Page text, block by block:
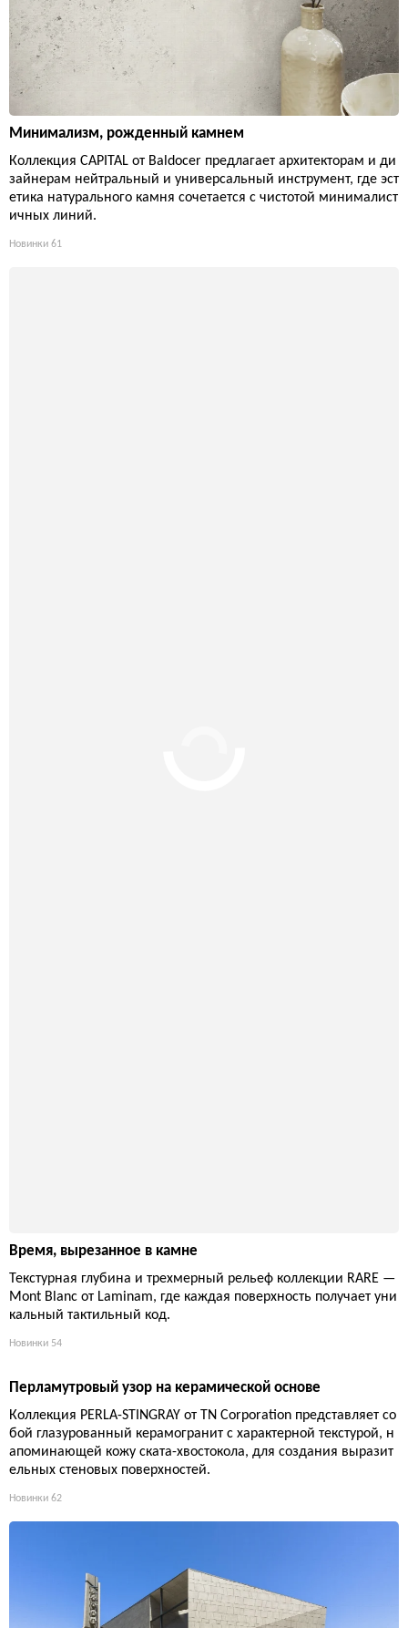
Минимализм, рожденный камнем
Коллекция CAPITAL от Baldocer предлагает архитекторам и ди
зайнерам нейтральный и универсальный инструмент, где эст
етика натурального камня сочетается с чистотой минималист
ичных линий.
Новинки 61
Время, вырезанное в камне
Текстурная глубина и трехмерный рельеф коллекции RARE —
Mont Blanc от Laminam, где каждая поверхность получает уни
кальный тактильный код.
Новинки 54
Коллекция PERLA-STINGRAY от TN Corporation представляет со
бой глазурованный керамогранит с характерной текстурой, н
апоминающей кожу ската-хвостокола, для создания выразит